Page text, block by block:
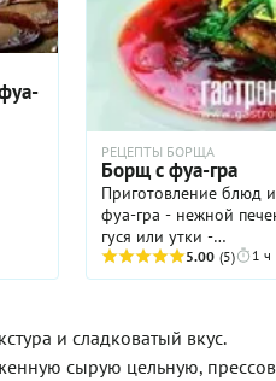
РЕЦЕПТЫ БОРЩА
Борщ с фуа-гра
Приготовление блюд
фуа-гра - нежной
гуся или утки -
представляется целым
искусством. А на
5.00 (5) 1 ч
и сладковатый вкус.
сырую цельную,